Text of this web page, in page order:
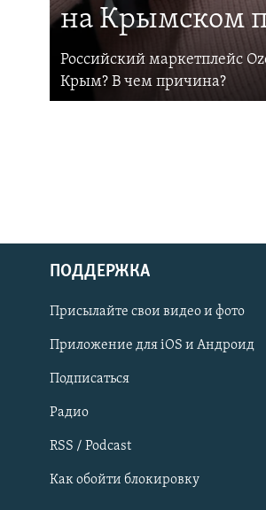
Українською
Qırımtatar
ПРИСОЕДИНЯЙТЕСЬ!
на Крымском
Российский маркетплейс
Крым? В чем причина?
ПОДДЕРЖКА
Присылайте свои видео и фото
Приложение для iOS и Андроид
Подписаться
Радио
RSS / Podcast
Как обойти блокировку